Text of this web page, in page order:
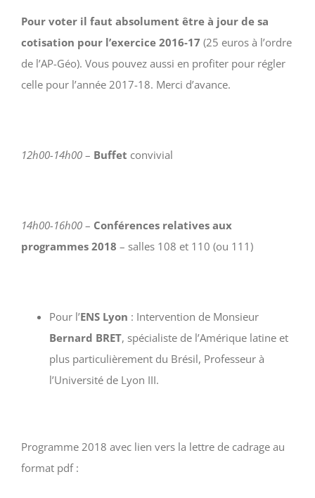
Pour voter il faut absolument être à jour de sa
cotisation pour l’exercice 2016-17 (25 euros à l’ordre
de l’AP-Géo). Vous pouvez aussi en profiter pour régler
celle pour l’année 2017-18. Merci d’avance.
12h00-14h00 – Buffet convivial
14h00-16h00 – Conférences relatives aux
programmes 2018 – salles 108 et 110 (ou 111)
Pour l’ENS Lyon : Intervention de Monsieur
Bernard BRET, spécialiste de l’Amérique latine et
plus particulièrement du Brésil, Professeur à
l’Université de Lyon III.
Programme 2018 avec lien vers la lettre de cadrage au
format pdf :